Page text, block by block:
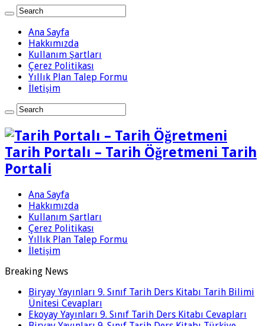
Ana Sayfa
Hakkımızda
Kullanım Şartları
Çerez Politikası
Yıllık Plan Talep Formu
İletişim
Tarih Portalı – Tarih Öğretmeni Tarih
Portali
Ana Sayfa
Hakkımızda
Kullanım Şartları
Çerez Politikası
Yıllık Plan Talep Formu
İletişim
Breaking News
Biryay Yayınları 9. Sınıf Tarih Ders Kitabı Tarih Bilimi
Ünitesi Cevapları
Ekoyay Yayınları 9. Sınıf Tarih Ders Kitabı Cevapları